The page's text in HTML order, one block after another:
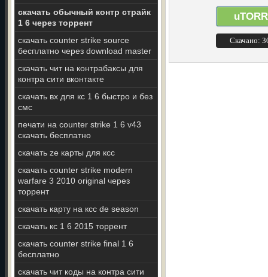
скачать обычный контр страйк
1 6 через торрент
скачать counter strike source
бесплатно через download master
скачать чит на контрабаксы для
контра сити вконтакте
скачать вх для кс 1 6 быстро и без
смс
печати на counter strike 1 6 v43
скачать бесплатно
скачать ze карты для ксс
скачать counter strike modern
warfare 3 2010 original через
торрент
скачать карту на ксс de season
скачать кс 1 6 2015 торрент
скачать counter strike final 1 6
бесплатно
скачать чит коды на контра сити
Скачано: